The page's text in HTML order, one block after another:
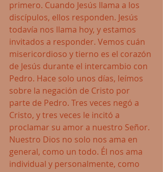
primero. Cuando Jesús llama a los
discípulos, ellos responden. Jesús
todavía nos llama hoy, y estamos
invitados a responder. Vemos cuán
misericordioso y tierno es el corazón
de Jesús durante el intercambio con
Pedro. Hace solo unos días, leímos
sobre la negación de Cristo por
parte de Pedro. Tres veces negó a
Cristo, y tres veces le incitó a
proclamar su amor a nuestro Señor.
Nuestro Dios no solo nos ama en
general, como un todo. Él nos ama
individual y personalmente, como